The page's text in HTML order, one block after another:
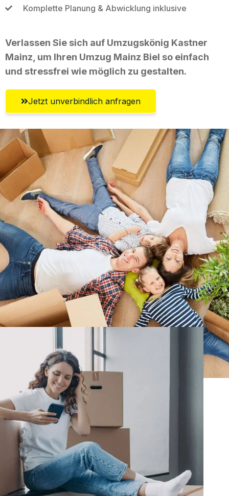
Komplette Planung & Abwicklung inklusive
Verlassen Sie sich auf Umzugskönig Kastner
Mainz, um Ihren Umzug Mainz Biel so einfach
und stressfrei wie möglich zu gestalten.
Jetzt unverbindlich anfragen